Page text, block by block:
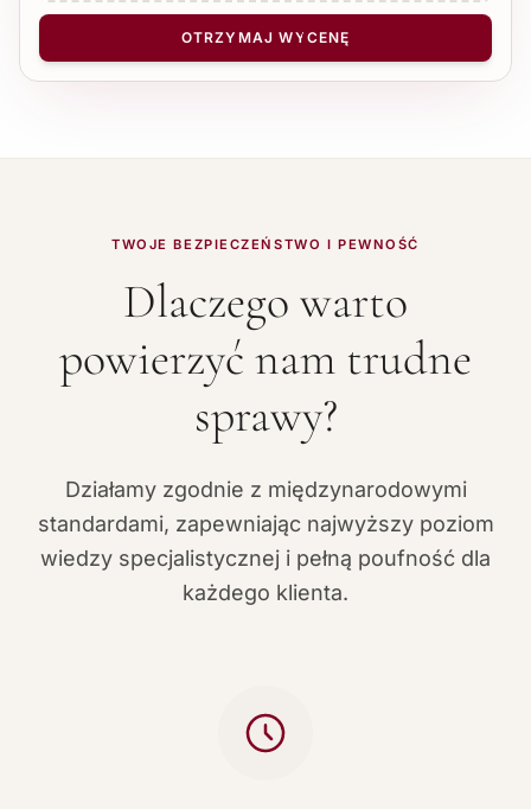
OTRZYMAJ WYCENĘ
TWOJE BEZPIECZEŃSTWO I PEWNOŚĆ
Dlaczego warto
powierzyć nam trudne
sprawy?
Działamy zgodnie z międzynarodowymi
standardami, zapewniając najwyższy poziom
wiedzy specjalistycznej i pełną poufność dla
każdego klienta.